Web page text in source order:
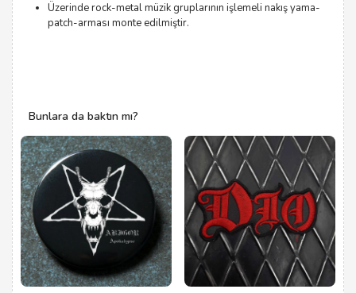
Üzerinde rock-metal müzik gruplarının işlemeli nakış yama-
patch-arması monte edilmiştir.
Bunlara da baktın mı?